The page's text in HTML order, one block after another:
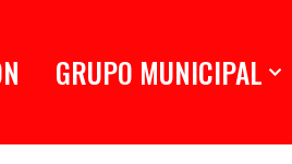
GRUPO MUNICIPAL